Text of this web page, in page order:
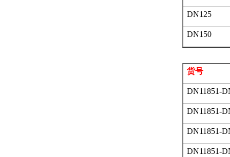
DN125
DN150
货号
DN11851-
DN11851-
DN11851-
DN11851-